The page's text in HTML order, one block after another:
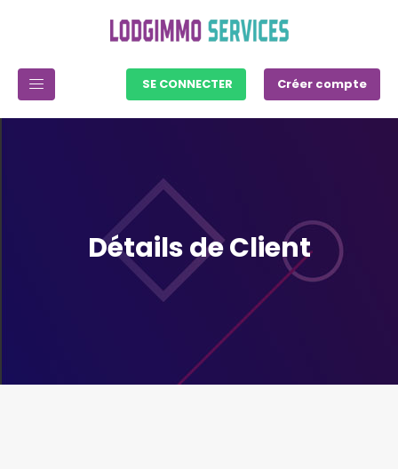
SE CONNECTER Créer compte
Détails de Client